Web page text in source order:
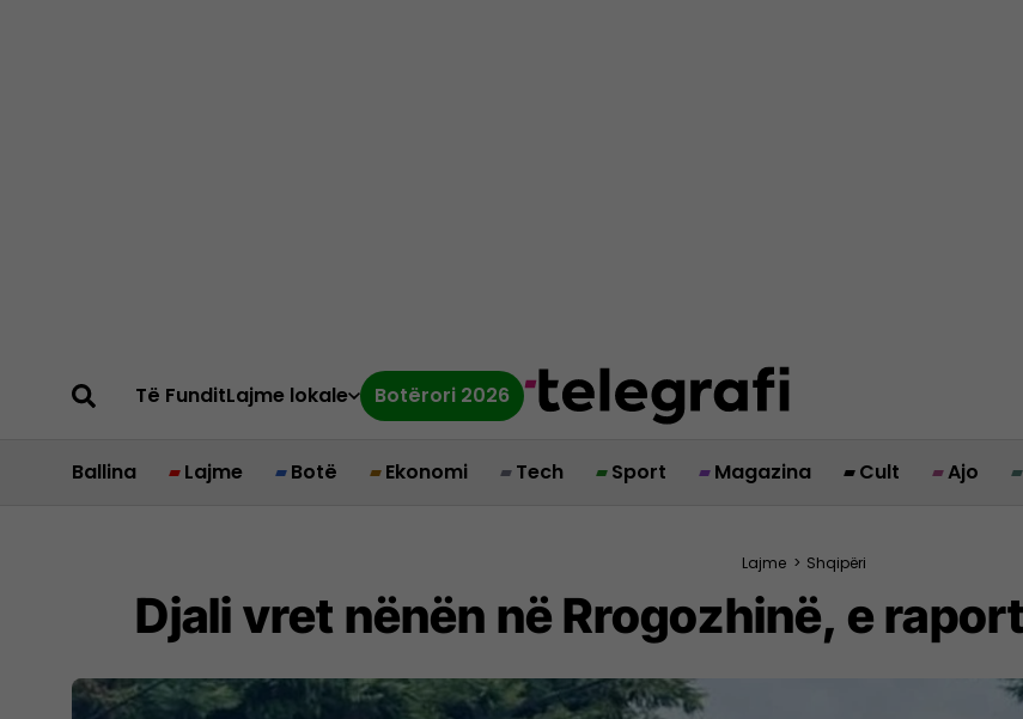
Të FunditLajme lokale Botërori 2026
Ballina Lajme Botë Ekonomi Tech Sport Magazina Cult Ajo
Lajme > Shqipëri
Djali vret nënën në Rrogozhinë, e